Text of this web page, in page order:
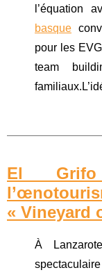
l’équation
basque
pour les
team
El
« Vineyard
À